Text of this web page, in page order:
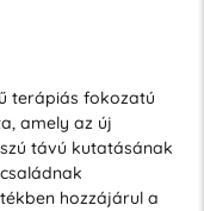
terápiás fokozatú
amely az új
távú kutatásának
hozzájárul a